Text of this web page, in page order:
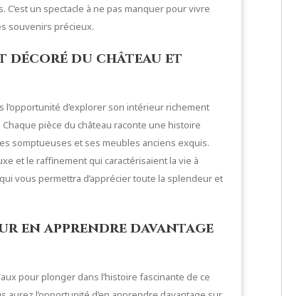
un spectacle à ne pas manquer pour vivre
souvenirs précieux.
décoré du château et
d’explorer son intérieur richement
pièce du château raconte une histoire
somptueuses et ses meubles anciens exquis.
et le raffinement qui caractérisaient la vie à
vous permettra d’apprécier toute la splendeur et
en apprendre davantage
pour plonger dans l’histoire fascinante de ce